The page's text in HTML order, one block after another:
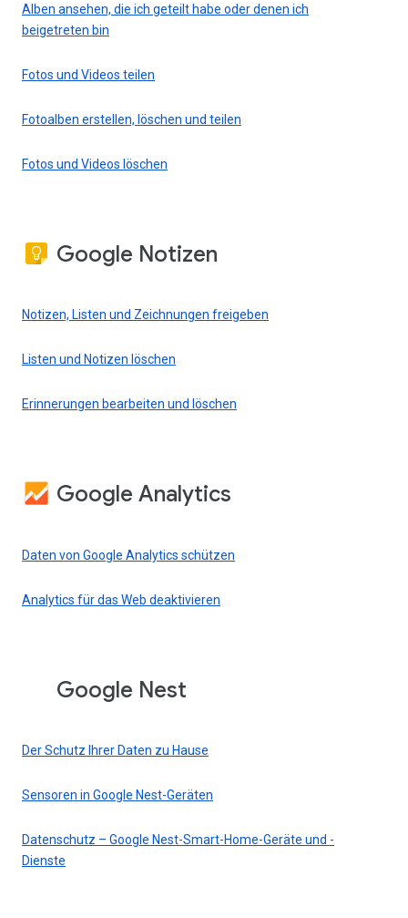
Alben ansehen, die ich geteilt habe oder denen ich
beigetreten bin
Fotos und Videos teilen
Fotoalben erstellen, löschen und teilen
Fotos und Videos löschen
Google Notizen
Notizen, Listen und Zeichnungen freigeben
Listen und Notizen löschen
Erinnerungen bearbeiten und löschen
Google Analytics
Daten von Google Analytics schützen
Analytics für das Web deaktivieren
Google Nest
Der Schutz Ihrer Daten zu Hause
Sensoren in Google Nest-Geräten
Datenschutz – Google Nest-Smart-Home-Geräte und -
Dienste